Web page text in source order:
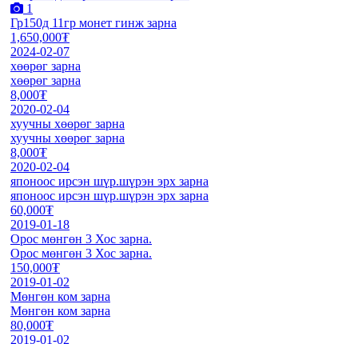
1
Гр150д 11гр монет гинж зарна
1,650,000₮
2024-02-07
хөөрөг зарна
хөөрөг зарна
8,000₮
2020-02-04
хуучны хөөрөг зарна
хуучны хөөрөг зарна
8,000₮
2020-02-04
японоос ирсэн шүр.шүрэн эрх зарна
японоос ирсэн шүр.шүрэн эрх зарна
60,000₮
2019-01-18
Орос мөнгөн 3 Хос зарна.
Орос мөнгөн 3 Хос зарна.
150,000₮
2019-01-02
Мөнгөн ком зарна
Мөнгөн ком зарна
80,000₮
2019-01-02